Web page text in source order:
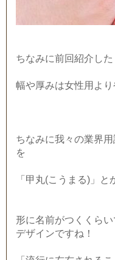
ちなみに前回紹介し
幅や厚みは女性用より
ちなみに我々の業界
を
「甲丸(こうまる)」と
形に名前がつくくら
デザインですね！